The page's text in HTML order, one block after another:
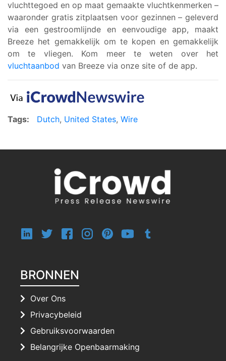
vluchttegoed en op maat gemaakte vluchtkenmerken –
waaronder gratis zitplaatsen voor gezinnen – geleverd
via een gestroomlijnde en eenvoudige app, maakt
Breeze het gemakkelijk om te kopen en gemakkelijk
om te vliegen. Kom meer te weten over het
vluchtaanbod van Breeze via onze site of de app.
Tags: Dutch, United States, Wire
BRONNEN
Over Ons
Privacybeleid
Gebruiksvoorwaarden
Belangrijke Openbaarmaking